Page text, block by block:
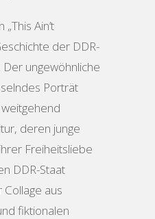
Ain’t
der DDR-
ungewöhnliche
Porträt
deren junge
Freiheitsliebe
DDR-Staat
aus
fiktionalen